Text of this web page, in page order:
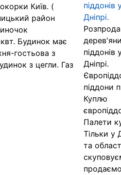
Київ. (
район
Будинок має
гостьова з
з цегли. Газ
піддонів
Дніпрі.
піддонів
Дніпрі.
піддони
Куплю
Палети
Тільки у
та